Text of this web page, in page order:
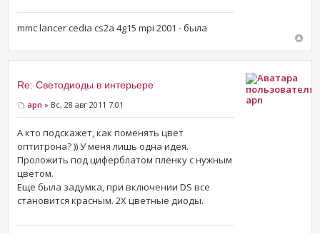
mmc lancer cedia cs2a 4g15 mpi 2001 - была
Re: Светодиоды в интерьере
apn » Вс, 28 авг 2011 7:01
А кто подскажет, как поменять цвет
оптитрона? )) У меня лишь одна идея.
Проложить под циферблатом пленку с нужным
цветом.
Еще была задумка, при включении DS все
становится красным. 2Х цветные диоды.
apn